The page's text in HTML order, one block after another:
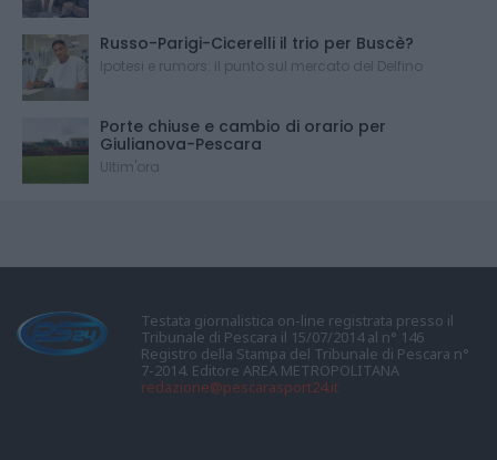
Russo-Parigi-Cicerelli il trio per Buscè?
Ipotesi e rumors: il punto sul mercato del Delfino
Porte chiuse e cambio di orario per
Giulianova-Pescara
Ultim'ora
Testata giornalistica on-line registrata presso il
Tribunale di Pescara il 15/07/2014 al n° 146
Registro della Stampa del Tribunale di Pescara n°
7-2014. Editore AREA METROPOLITANA
redazione@pescarasport24.it